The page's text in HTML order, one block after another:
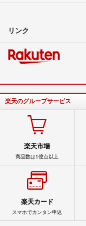
リンク
楽天のグループサービス
楽天市場
商品数は1億点以上
楽天カード
スマホでカンタン申込